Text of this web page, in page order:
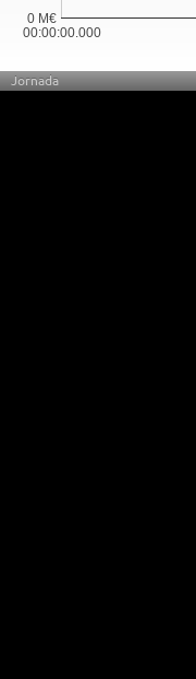
00:00:00.000
0 M€
Jornada